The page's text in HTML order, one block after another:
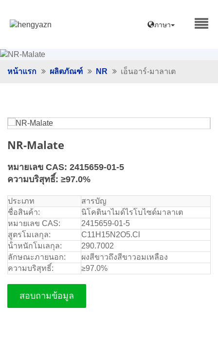
ภาษา
หน้าแรก ผลิตภัณฑ์ NR เอ็นอาร์-มาลาเต
NR-Malate
หมายเลข CAS: 2415659-01-5
ความบริสุทธิ์: ≥97.0%
ประเภท
สารบัญ
ชื่อสินค้า:
นิโคตินาไมด์ไรโบไซด์มาลาเต
หมายเลข CAS:
2415659-01-5
สูตรโมเลกุล:
C11H15N2O5.Cl
น้ําหนักโมเลกุล:
290.7002
ลักษณะภายนอก:
ผงสีขาวถึงสีขาวอมเหลือง
ความบริสุทธิ์:
≥97.0%
สอบถามข้อมูล